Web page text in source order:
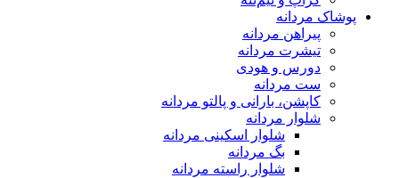
پوشاک مردانه
پیراهن مردانه
تیشرت مردانه
دورس و هودی
ست مردانه
کاپشن، بارانی و پالتو مردانه
شلوار مردانه
شلوار اسکینی مردانه
بگ مردانه
شلوار راسته مردانه